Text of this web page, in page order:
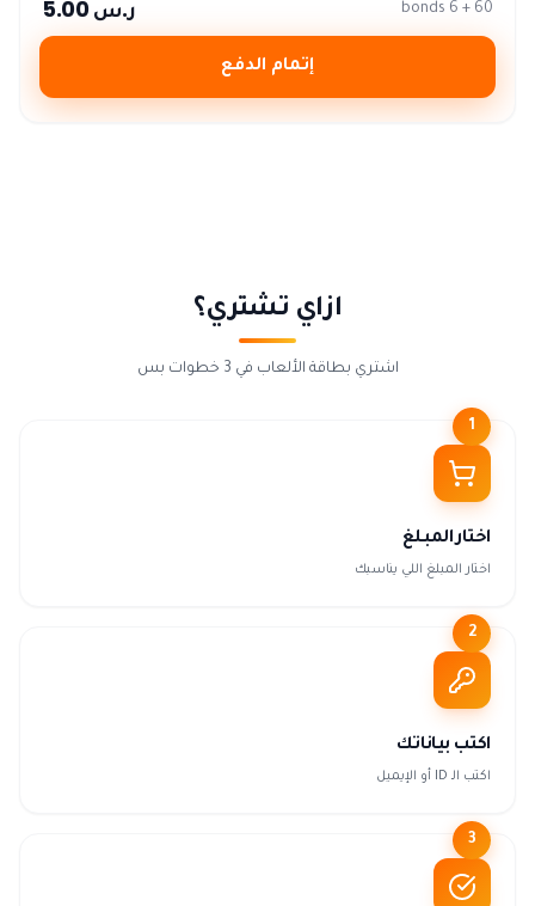
60 + 6 bonds ر.س 5.00
إتمام الدفع
ازاي تشتري؟
اشتري بطاقة الألعاب في 3 خطوات بس
1
اختار المبلغ
اختار المبلغ اللي يناسبك
2
اكتب بياناتك
اكتب الـ ID أو الإيميل
3